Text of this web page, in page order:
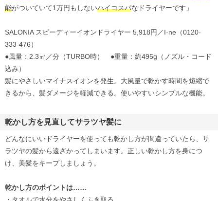
能がついていて1万円もしないハイコスパなドライヤーです」
SALONIA スピーディーイオンドライヤー 5,918円／I-ne（0120‐
333‐476）
●風量：2.3㎥／分（TURBO時） ●重量：約495g（ノズル・コード
込み）
髪にやさしいマイナスイオンを発生。大風量で乾かす時間を短縮で
きるから、髪ダメージを軽減できる。使いやすいシンプルな機能。
乾かし方を見直してサラツヤ髪に
どんなにいいドライヤーを使っても乾かし方が間違っていたら、サ
ラツヤの髪から遠ざかってしまいます。正しい乾かし方を身につ
け、美髪をキープしましょう。
乾かし方のポイントは……
・タオルで水分をやさしくふき取る